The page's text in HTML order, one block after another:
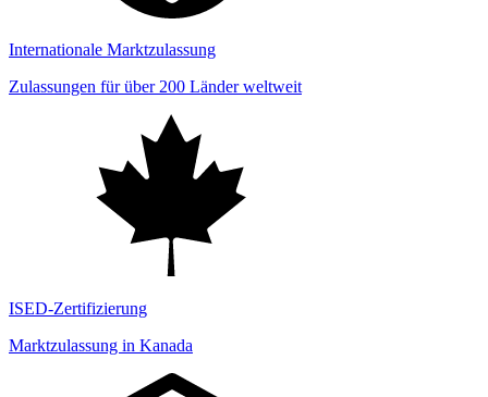
Internationale Marktzulassung
Zulassungen für über 200 Länder weltweit
ISED-Zertifizierung
Marktzulassung in Kanada